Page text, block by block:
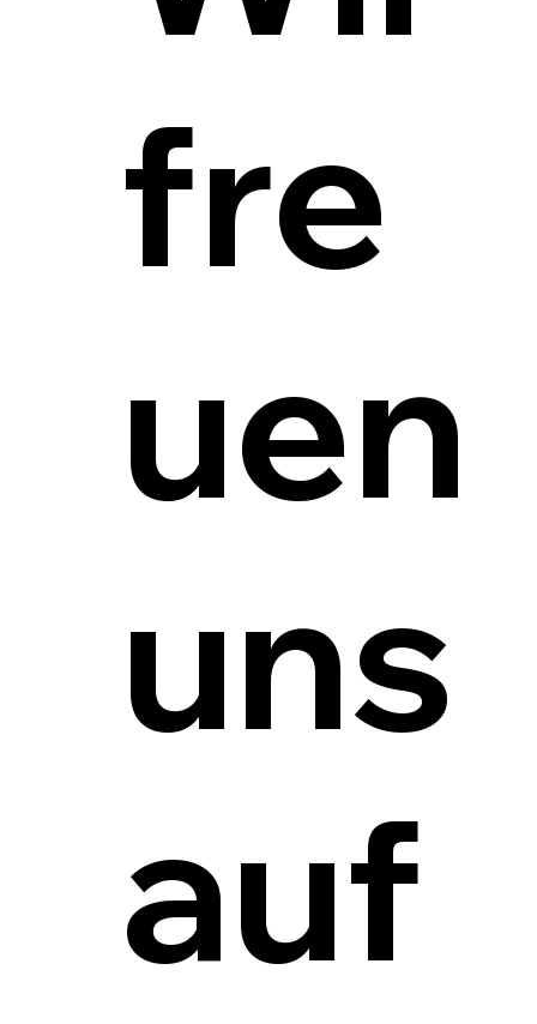
fre
uen
uns
auf